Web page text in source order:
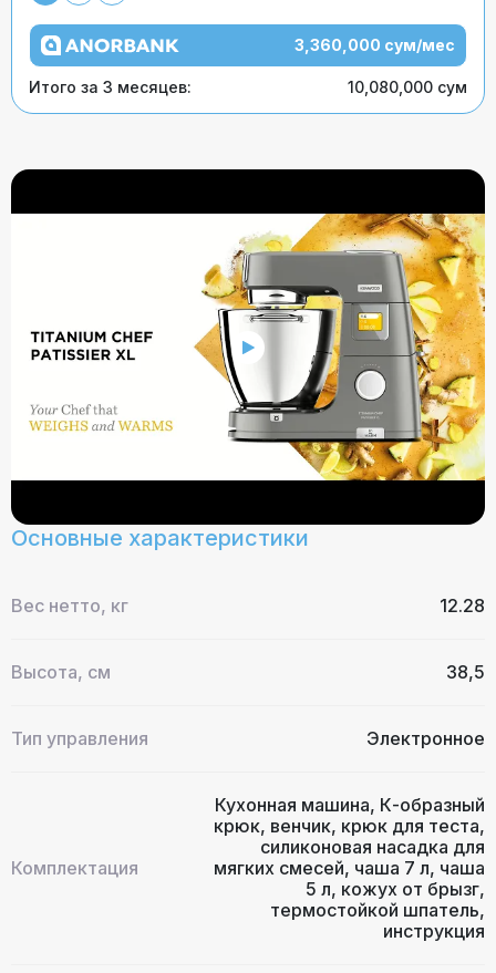
3,360,000 сум/мес
Итого за 3 месяцев: 10,080,000 сум
Основные характеристики
Вес нетто, кг 12.28
Высота, см 38,5
Тип управления Электронное
Комплектация
Кухонная машина, К-образный
крюк, венчик, крюк для теста,
силиконовая насадка для
мягких смесей, чаша 7 л, чаша
5 л, кожух от брызг,
термостойкой шпатель,
инструкция